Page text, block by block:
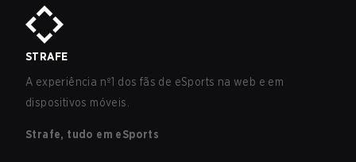
STRAFE
A experiência nº1 dos fãs de eSports na web e em
dispositivos móveis.
Strafe, tudo em eSports